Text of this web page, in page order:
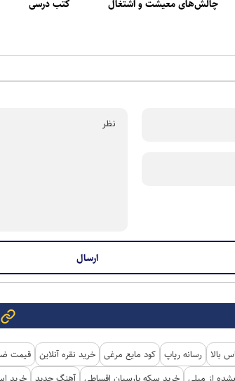
چالش‌های معیشت و اشتغال
کتب درسی
بالا رسانه رپاپ کود مایع مرغی خرید نقره آنلاین قیمت
از میلی خرید سکه پارسیان اقساطی آهنگ جدید خرید